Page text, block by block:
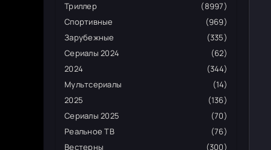
Триллер
(8997)
Спортивные
(969)
Зарубежные
(335)
Сериалы 2024
(62)
2024
(344)
Мультсериалы
(14)
2025
(136)
Сериалы 2025
(70)
Реальное ТВ
(76)
Вестерны
(300)